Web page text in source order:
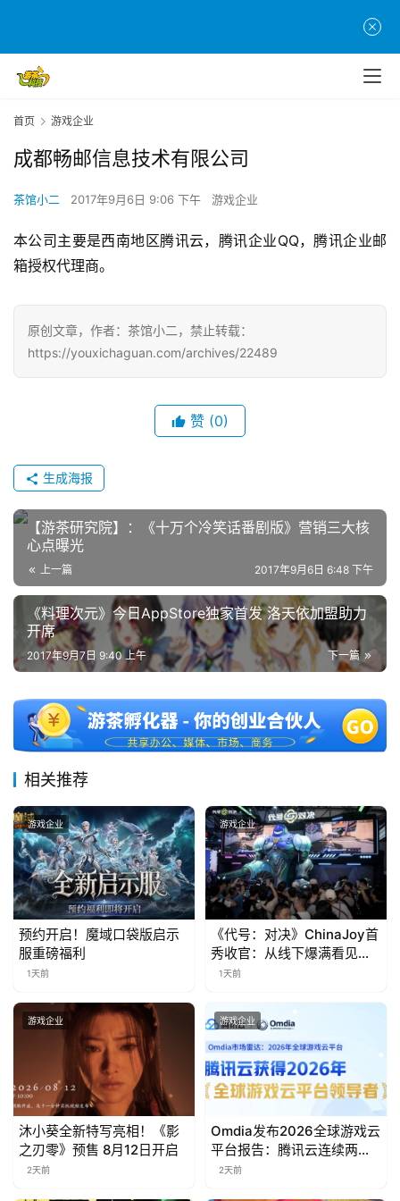
茶
创
戏
界
游
戏
戏
休
闲
戏
0
2
5
第
届
金
茶
奖
7
月
0
游
茶
对
首页 游戏企业
成都畅邮信息技术有限公司
茶馆小二 2017年9月6日 9:06 下午 游戏企业
本公司主要是西南地区腾讯云，腾讯企业QQ，腾讯企业邮
箱授权代理商。
原创文章，作者：茶馆小二，禁止转载：
https://youxichaguan.com/archives/22489
赞 (0)
生成海报
【游茶研究院】：《十万个冷笑话番剧版》营销三大核
心点曝光
上一篇 2017年9月6日 6:48 下午
《料理次元》今日AppStore独家首发 洛天依加盟助力
开席
下一篇
2017年9月7日 9:40 上午
相关推荐
游戏企业
预约开启！魔域口袋版启示
服重磅福利
1天前
游戏企业
《代号：对决》ChinaJoy首
秀收官：从线下爆满看见玩
家的真实期待
1天前
游戏企业
沐小葵全新特写亮相！《影
之刃零》预售 8月12日开启
2天前
游戏企业
Omdia发布2026全球游戏云
平台报告：腾讯云连续两年
入选“领导者”象限
2天前